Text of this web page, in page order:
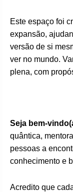
Este espaço foi
expansão,
versão de si
ver no mundo.
plena, com
Seja bem-
quântica,
pessoas a
conhecimento e
Acredito que